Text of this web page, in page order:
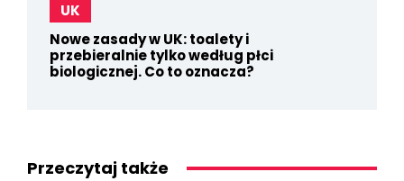
UK
Nowe zasady w UK: toalety i
przebieralnie tylko według płci
biologicznej. Co to oznacza?
Przeczytaj także